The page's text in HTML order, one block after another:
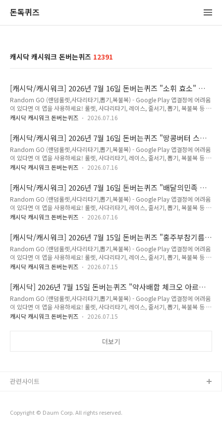
돈독퀴즈
캐시닥 캐시워크 돈버는퀴즈 12391
[캐시닥/캐시워크] 2026년 7월 16일 돈버는퀴즈 "소휘 효소" 정
답
Random GO (랜덤룰렛,사다리타기,뽑기,복불복) - Google Play 앱결정에 어려움
이 있다면 이 앱을 사용하세요! 룰렛, 사다리타기, 레이스, 줄서기, 뽑기, 복불복 등 맞
춤 설정으로 쉽게 결정하세요!play.google.com 2026년 7월 16일 캐시닥/캐시워
휘 효소 1포로 가볍게 관리하세요!🔥오늘만 49% 특가🔥 소휘 소화효소는 NON-
GMO 프리미엄 저분자 발효효소로 프리미엄 OOOO 3종과 20종 야채 함량을 더하
고 에리스리톨은 뺀 불필요한 첨가물은 제외한 진짜 효소입니다. 식후 1포씩 섭취하
면 탄수화물 바로 분해! 여기서 OOOO은? (힌트 : ㅅㅇㅅㅇ) 정답은 [ 식이섬유 ] Q.
정답..
캐시닥 캐시워크 돈버는퀴즈 2026.07.16
[캐시닥/캐시워크] 2026년 7월 16일 돈버는퀴즈 "땅콩버터 스무
스 소프트" 정답
Random GO (랜덤룰렛,사다리타기,뽑기,복불복) - Google Play 앱결정에 어려움
이 있다면 이 앱을 사용하세요! 룰렛, 사다리타기, 레이스, 줄서기, 뽑기, 복불복 등 맞
춤 설정으로 쉽게 결정하세요!play.google.com 2026년 7월 16일 캐시닥/캐시워
프트, 식단관리 특가전 61% 할인 4개 구매 기준 저당·고단백에 유층분리도 적고 부
드러워요. 땅콩의 고소함까지 가득~! 어떤점이 특별한가요? 팜유, OOO 첨가물
ZERO! 리얼마이즈의 건강 원칙을 지켰어요! OOO는 무엇일까요? (힌트 : ㅂㅈㅈ)
정답은 [ 보존제 ] Q. 정답은 [ ] Q. 정답은 [ ] Q. 정답은 [ ] Q...
캐시닥 캐시워크 돈버는퀴즈 2026.07.16
[캐시닥/캐시워크] 2026년 7월 16일 돈버는퀴즈 "배달의민족 먹
을복페스타" 정답
Random GO (랜덤룰렛,사다리타기,뽑기,복불복) - Google Play 앱결정에 어려움
이 있다면 이 앱을 사용하세요! 룰렛, 사다리타기, 레이스, 줄서기, 뽑기, 복불복 등 맞
춤 설정으로 쉽게 결정하세요!play.google.com 2026년 7월 16일 캐시닥/캐시워
서는 오늘 한정 맘스터치, OO쥬르, 배스킨라빈스 선착순 할인 쿠폰을 드려요 🎁✨
(힌트 : 초성 ㄸㄹ, 이벤트 페이지에서 확인할 수 있어요👀) 정답은 [ 뚜레 ] Q. 정답은
[ ] Q. 정답은 [ ] Q. 정답은 [ ] Q. 정답은 [ ] Q. 정답은 [ ] 저는 캐시닥/캐시위크의 퀴
즈의 정답을최대한 빠르고 정확하게 포스팅해볼..
캐시닥 캐시워크 돈버는퀴즈 2026.07.16
[캐시닥/캐시워크] 2026년 7월 15일 돈버는퀴즈 "홍주부참기름"
정답
Random GO (랜덤룰렛,사다리타기,뽑기,복불복) - Google Play 앱결정에 어려움
이 있다면 이 앱을 사용하세요! 룰렛, 사다리타기, 레이스, 줄서기, 뽑기, 복불복 등 맞
춤 설정으로 쉽게 결정하세요!play.google.com 2026년 7월 15일 캐시닥/캐시워
름2병 행사가 ○○○○○원고급스러운 한지포장!선물용으로도 제격! 정답은 [
13990 ] Q. 정답은 [ ] Q. 정답은 [ ] Q. 정답은 [ ] Q. 정답은 [ ] Q. 정답은 [ ] 저는 캐
시닥/캐시위크의 퀴즈의 정답을최대한 빠르고 정확하게 포스팅해볼까 합니다.앞으
로 다양하고 많은 퀴즈 정답을 보다 손쉽게 알고 싶으시다면,구독..
캐시닥 캐시워크 돈버는퀴즈 2026.07.15
[캐시닥] 2026년 7월 15일 돈버는퀴즈 "약사배합 체크오 아르타
민" 정답
Random GO (랜덤룰렛,사다리타기,뽑기,복불복) - Google Play 앱결정에 어려움
이 있다면 이 앱을 사용하세요! 룰렛, 사다리타기, 레이스, 줄서기, 뽑기, 복불복 등 맞
춤 설정으로 쉽게 결정하세요!play.google.com 2026년 7월 15일 캐시닥 돈버는
습니다. 제품명은 무엇일까요? (초성힌트 : ㅇㄹㅌㅁ) 정답은 [ 아르타민 ] Q. 정답은
캐시닥 캐시워크 돈버는퀴즈 2026.07.15
더보기
Copyright © Daum Corp. All rights reserved.
관련사이트